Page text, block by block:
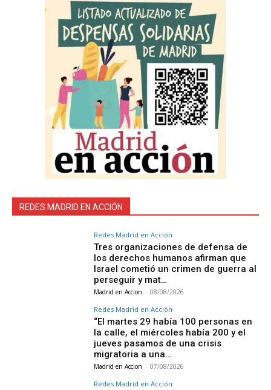
REDES MADRID EN ACCIÓN
Redes Madrid en Acción
Tres organizaciones de defensa de
los derechos humanos afirman que
Israel cometió un crimen de guerra al
perseguir y mat…
Madrid en Accion - 08/08/2026
Redes Madrid en Acción
“El martes 29 había 100 personas en
la calle, el miércoles había 200 y el
jueves pasamos de una crisis
migratoria a una…
Madrid en Accion - 07/08/2026
Redes Madrid en Acción